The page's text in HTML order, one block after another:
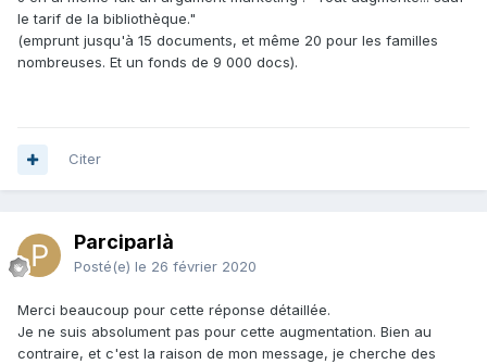
le tarif de la bibliothèque."
(emprunt jusqu'à 15 documents, et même 20 pour les familles
nombreuses. Et un fonds de 9 000 docs).
Citer
Parciparlà
Posté(e) le 26 février 2020
Merci beaucoup pour cette réponse détaillée.
Je ne suis absolument pas pour cette augmentation. Bien au
contraire, et c'est la raison de mon message, je cherche des